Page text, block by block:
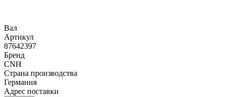
Вал
Артикул
87642397
Бренд
CNH
Страна производства
Германия
Адрес поставки